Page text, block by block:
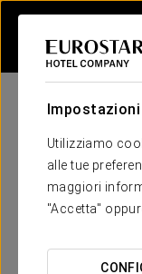
Utilizziamo
alle tue
maggiori
"Accetta"